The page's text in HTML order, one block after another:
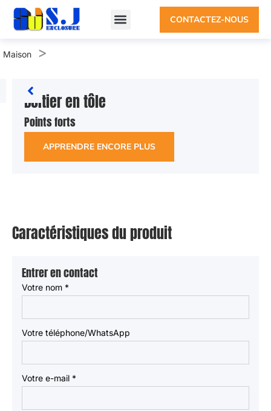
CONTACTEZ-NOUS
Maison >
Boîtier en tôle
Points forts
APPRENDRE ENCORE PLUS
Caractéristiques du produit
Entrer en contact
Votre nom *
Votre téléphone/WhatsApp
Votre e-mail *